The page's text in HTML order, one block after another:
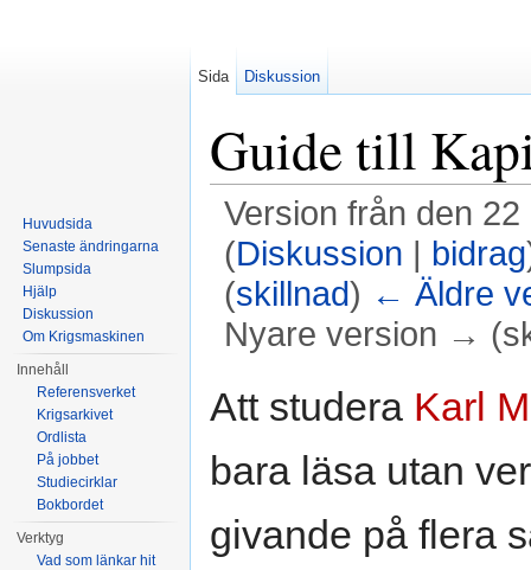
Guide till
Version från den
(Diskussion | bidrag
(skillnad) ← Äldre
Nyare version →
Att studera Karl
bara läsa utan
givande på flera
Sida Diskussion
Huvudsida
Senaste ändringarna
Slumpsida
Hjälp
Diskussion
Om Krigsmaskinen
Innehåll
Referensverket
Krigsarkivet
Ordlista
På jobbet
Studiecirklar
Bokbordet
Verktyg
Vad som länkar hit